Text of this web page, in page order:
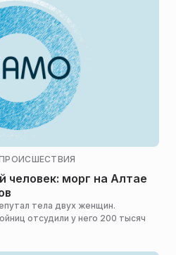
почему это противозаконно.
человек: морг на Алтае
тела двух женщин.
отсудили у него 200 тысяч